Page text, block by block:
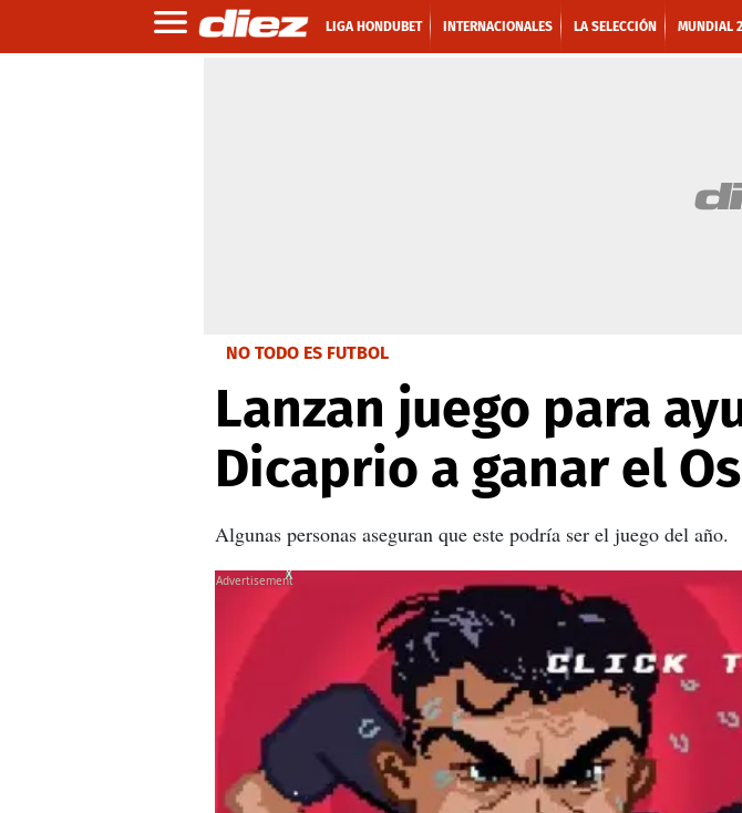
LIGA HONDUBET INTERNACIONALES LA SELECCIÓN MUNDIAL
NO TODO ES FUTBOL
Lanzan juego para
Dicaprio a ganar el
Algunas personas aseguran que este podría ser el juego del año.
X